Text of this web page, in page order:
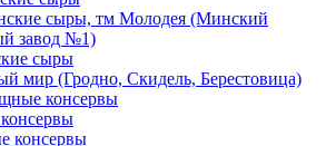
сыры, тм Молодея (Минский
завод №1)
сыры
мир (Гродно, Скидель, Берестовица)
консервы
консервы